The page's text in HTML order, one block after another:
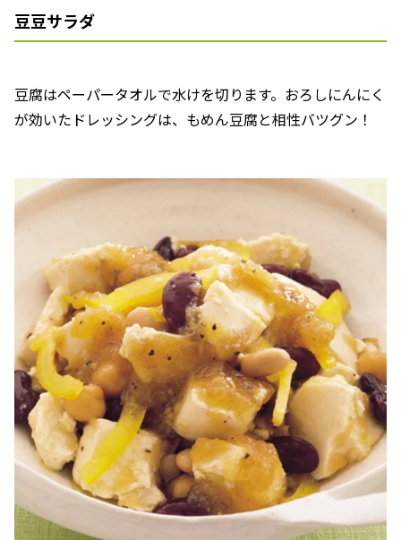
豆豆サラダ
豆腐はペーパータオルで水けを切ります。おろしにんにく
が効いたドレッシングは、もめん豆腐と相性バツグン！